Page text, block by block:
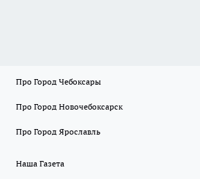
Про Город Чебоксары
Про Город Новочебоксарск
Про Город Ярославль
Наша Газета